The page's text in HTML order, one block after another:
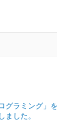
グラミング」
した。